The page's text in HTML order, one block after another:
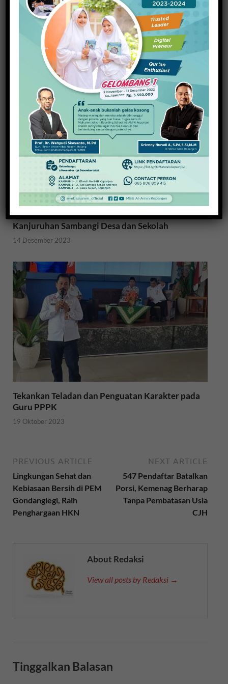
Wujudkan Dukungan Keluarga Sejahtera Bebas
Stunting, BKKBN Sosialisasi Bangga Kencana
15 Desember 2023
Salurkan Bantuan 1.265 Siswa Miskin, Artha
Kanjuruhan Sambangi Desa dan Sekolah
14 Desember 2023
Tekankan Teladan dan Penguatan Karakter pada
Guru PPPK
19 Oktober 2023
PREVIOUS ARTICLE
Lingkungan Sehat dan
Kebiasaan Bersih di PEM
Gondanglegi, Raih
Penghargaan HKN
NEXT ARTICLE
547 Pendaftar Batalkan
Porsi, Kemenag Berharap
Tanpa Pembatasan Usia
CJH
About Redaksi
View all posts by Redaksi →
Tinggalkan Balasan